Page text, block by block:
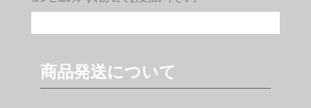
商品発送について